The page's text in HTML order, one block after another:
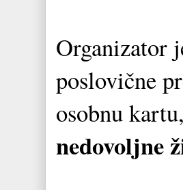
Organizator
poslovične
osobnu kartu,
nedovoljne